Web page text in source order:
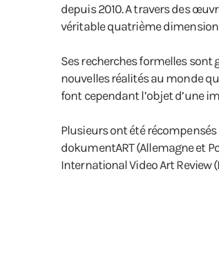
depuis 2010. A travers des
véritable quatrième dimension
Ses recherches formelles
nouvelles réalités au monde
font cependant l’objet d’une
Plusieurs ont été
dokumentART (Allemagne et
International Video Art Review